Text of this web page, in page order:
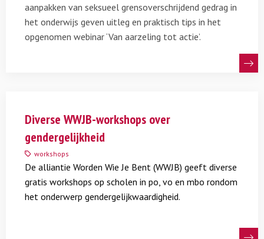
aanpakken van seksueel grensoverschrijdend gedrag in
het onderwijs geven uitleg en praktisch tips in het
opgenomen webinar ‘Van aarzeling tot actie’.
Diverse
WWJB-
workshops
gendergelijkheid
Diverse WWJB-workshops over
gendergelijkheid
workshops
De alliantie Worden Wie Je Bent (WWJB) geeft diverse
gratis workshops op scholen in po, vo en mbo rondom
het onderwerp gendergelijkwaardigheid.